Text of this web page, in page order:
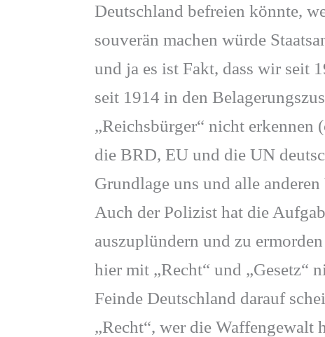
Deutschland befreien könnte,
souverän machen würde
und ja es ist Fakt, dass wir seit
seit 1914 in den
„Reichsbürger“ nicht erkennen
die BRD, EU und die UN
Grundlage uns und alle
Auch der Polizist hat die
auszuplündern und zu
hier mit „Recht“ und „Gesetz“
Feinde Deutschland darauf
„Recht“, wer die Waffengewalt